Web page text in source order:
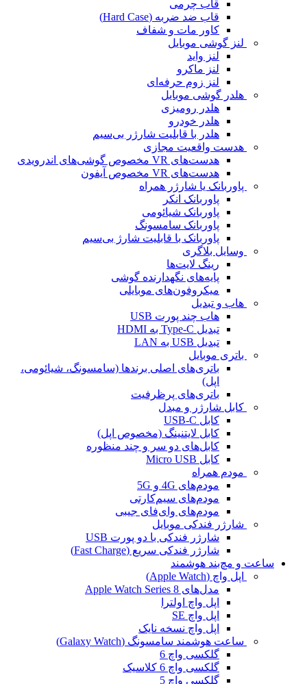
قاب چرمی
قاب ضد ضربه (Hard Case)
کاور مات و شفاف
لنز گوشی موبایل
لنز واید
لنز ماکرو
لنز زوم حرفه‌ای
هلدر گوشی موبایل
هلدر رومیزی
هلدر خودرو
هلدر با قابلیت شارژر بی‌سیم
هدست واقعیت مجازی
هدست‌های VR مخصوص گوشی‌های اندرویدی
هدست‌های VR مخصوص آیفون
پاوربانک یا شارژر همراه
پاوربانک انکر
پاوربانک شیائومی
پاوربانک سامسونگ
پاوربانک با قابلیت شارژ بی‌سیم
وسایل بلاگری
رینگ لایت‌ها
پایه‌های نگهدارنده گوشی
میکروفون‌های موبایلی
هاب و تبدیل
هاب چند پورت USB
تبدیل Type-C به HDMI
تبدیل USB به LAN
باتری موبایل
باتری‌های اصلی برندها (سامسونگ، شیائومی،
اپل)
باتری‌های پرظرفیت
کابل شارژر و مبدل
کابل USB-C
کابل لایتنینگ (مخصوص اپل)
کابل‌های دو سر و چند منظوره
کابل Micro USB
مودم همراه
مودم‌های 4G و 5G
مودم‌های سیم‌کارتی
مودم‌های وای‌فای جیبی
شارژر فندکی موبایل
شارژر فندکی با دو پورت USB
شارژر فندکی سریع (Fast Charge)
ساعت و مچ‌بند هوشمند
اپل واچ (Apple Watch)
مدل‌های Apple Watch Series 8
اپل واچ اولترا
اپل واچ SE
اپل واچ نسخه نایک
ساعت هوشمند سامسونگ (Galaxy Watch)
گلکسی واچ 6
گلکسی واچ 6 کلاسیک
گلکسی واچ 5